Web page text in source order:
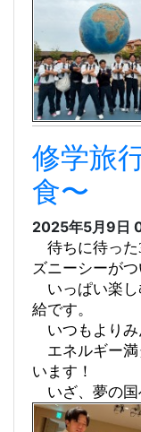
修学旅
食〜
2025年5月9日
待ちに待った
ズニーシーが
いっぱい楽し
給です。
いつもよりみ
エネルギー満
います！
いざ、夢の国